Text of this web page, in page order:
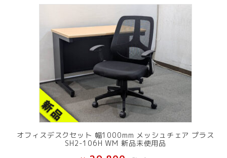
オフィスデスクセット 幅1000mm メッシュチェア プラス
SH2-106H WM 新品未使用品